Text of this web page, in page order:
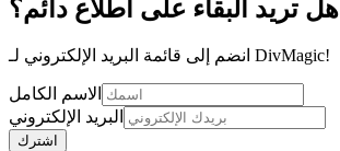
هل تريد البقاء على اطلاع دائم؟
انضم إلى قائمة البريد الإلكتروني لـ DivMagic!
الاسم الكامل
البريد الإلكتروني
اشترك